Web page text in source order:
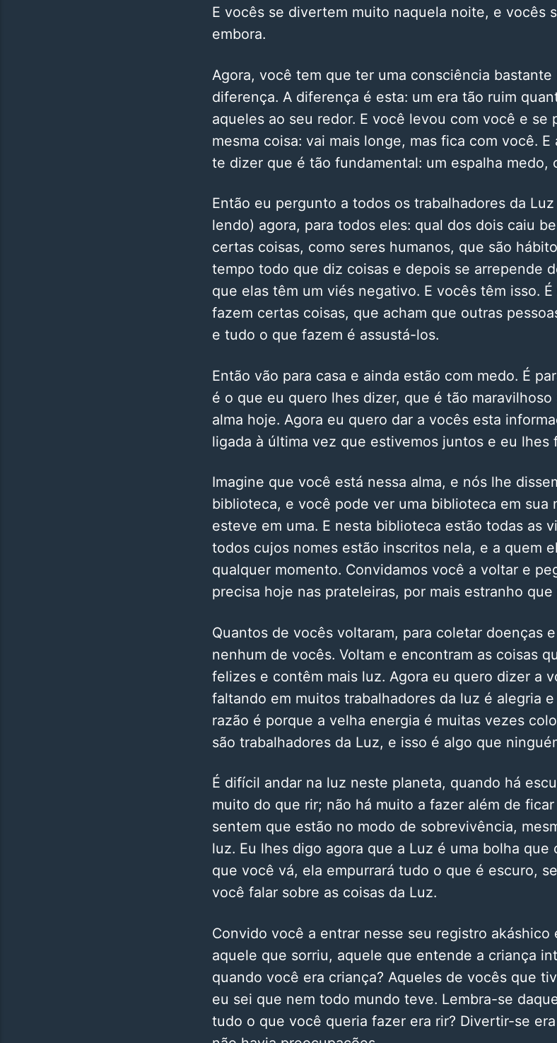
E vocês se divertem muito naquela noite, e vocês
embora.
Agora, você tem que ter uma consciência bastante
diferença. A diferença é esta: um era tão ruim
aqueles ao seu redor. E você levou com você e se
mesma coisa: vai mais longe, mas fica com você.
te dizer que é tão fundamental: um espalha medo,
Então eu pergunto a todos os trabalhadores da
lendo) agora, para todos eles: qual dos dois caiu
certas coisas, como seres humanos, que são
tempo todo que diz coisas e depois se arrepende
que elas têm um viés negativo. E vocês têm isso.
fazem certas coisas, que acham que outras
e tudo o que fazem é assustá-los.
Então vão para casa e ainda estão com medo. É
é o que eu quero lhes dizer, que é tão
alma hoje. Agora eu quero dar a vocês esta
ligada à última vez que estivemos juntos e eu lhes
Imagine que você está nessa alma, e nós lhe
biblioteca, e você pode ver uma biblioteca em sua
esteve em uma. E nesta biblioteca estão todas as
todos cujos nomes estão inscritos nela, e a quem
qualquer momento. Convidamos você a voltar e
precisa hoje nas prateleiras, por mais estranho que
Quantos de vocês voltaram, para coletar doenças
nenhum de vocês. Voltam e encontram as coisas
felizes e contêm mais luz. Agora eu quero dizer a
faltando em muitos trabalhadores da luz é alegria
razão é porque a velha energia é muitas vezes
são trabalhadores da Luz, e isso é algo que
É difícil andar na luz neste planeta, quando há
muito do que rir; não há muito a fazer além de
sentem que estão no modo de sobrevivência,
luz. Eu lhes digo agora que a Luz é uma bolha que
que você vá, ela empurrará tudo o que é escuro,
você falar sobre as coisas da Luz.
Convido você a entrar nesse seu registro
aquele que sorriu, aquele que entende a criança
quando você era criança? Aqueles de vocês que
eu sei que nem todo mundo teve. Lembra-se
tudo o que você queria fazer era rir? Divertir-se